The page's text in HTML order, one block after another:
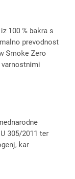
100 % bakra s
prevodnost
Smoke Zero
varnostnimi
305/2011 ter
kar